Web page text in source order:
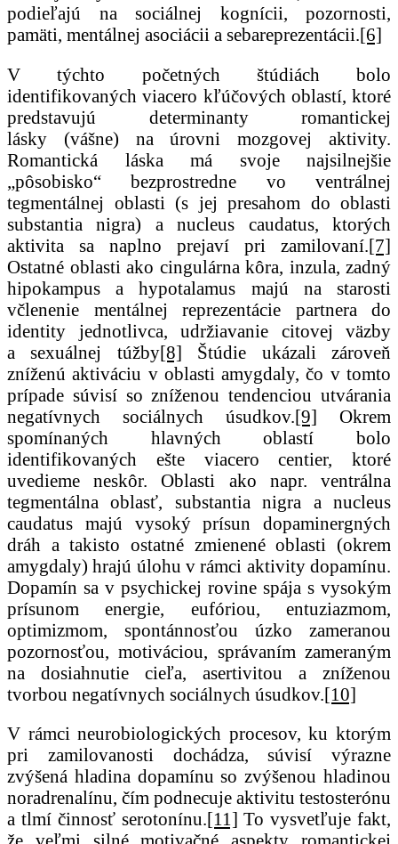
podieľajú na sociálnej kognícii, pozornosti,
pamäti, mentálnej asociácii a sebareprezentácii.[6]
V týchto početných štúdiách bolo
identifikovaných viacero kľúčových oblastí, ktoré
predstavujú determinanty romantickej
lásky (vášne) na úrovni mozgovej aktivity.
Romantická láska má svoje najsilnejšie
„pôsobisko“ bezprostredne vo ventrálnej
tegmentálnej oblasti (s jej presahom do oblasti
substantia nigra) a nucleus caudatus, ktorých
aktivita sa naplno prejaví pri zamilovaní.[7]
Ostatné oblasti ako cingulárna kôra, inzula, zadný
hipokampus a hypotalamus majú na starosti
včlenenie mentálnej reprezentácie partnera do
identity jednotlivca, udržiavanie citovej väzby
a sexuálnej túžby[8] Štúdie ukázali zároveň
zníženú aktiváciu v oblasti amygdaly, čo v tomto
prípade súvisí so zníženou tendenciou utvárania
negatívnych sociálnych úsudkov.[9] Okrem
spomínaných hlavných oblastí bolo
identifikovaných ešte viacero centier, ktoré
uvedieme neskôr. Oblasti ako napr. ventrálna
tegmentálna oblasť, substantia nigra a nucleus
caudatus majú vysoký prísun dopaminergných
dráh a takisto ostatné zmienené oblasti (okrem
amygdaly) hrajú úlohu v rámci aktivity dopamínu.
Dopamín sa v psychickej rovine spája s vysokým
prísunom energie, eufóriou, entuziazmom,
optimizmom, spontánnosťou úzko zameranou
pozornosťou, motiváciou, správaním zameraným
na dosiahnutie cieľa, asertivitou a zníženou
tvorbou negatívnych sociálnych úsudkov.[10]
V rámci neurobiologických procesov, ku ktorým
pri zamilovanosti dochádza, súvisí výrazne
zvýšená hladina dopamínu so zvýšenou hladinou
noradrenalínu, čím podnecuje aktivitu testosterónu
a tlmí činnosť serotonínu.[11] To vysvetľuje fakt,